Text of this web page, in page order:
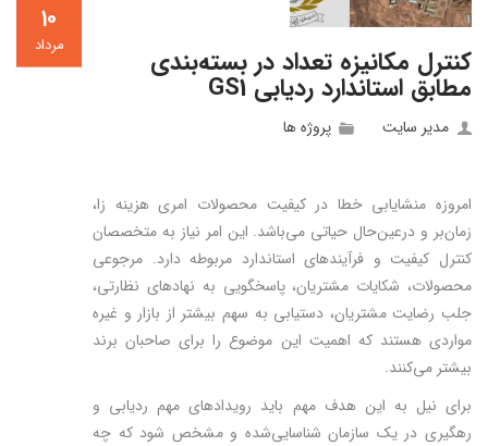
۱۰
مرداد کنترل مکانیزه تعداد در بسته‌بندی
مطابق استاندارد ردیابی GS1
مدیر سایت پروژه ها
امروزه منشایابی خطا در کیفیت محصولات امری هزینه زا،
زمان‌بر و درعین‌حال حیاتی می‌باشد. این امر نیاز به متخصصان
کنترل کیفیت و فرآیندهای استاندارد مربوطه دارد. مرجوعی
محصولات، شکایات مشتریان، پاسخگویی به نهادهای نظارتی،
جلب رضایت مشتریان، دستیابی به سهم بیشتر از بازار و غیره
مواردی هستند که اهمیت این موضوع را برای صاحبان برند
بیشتر می‌کنند.
برای نیل به این هدف مهم باید رویدادهای مهم ردیابی و
رهگیری در یک سازمان شناسایی‌شده و مشخص شود که چه